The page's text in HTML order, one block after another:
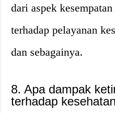
dari aspek
terhadap pelayanan
dan sebagainya.
8. Apa dampak
terhadap